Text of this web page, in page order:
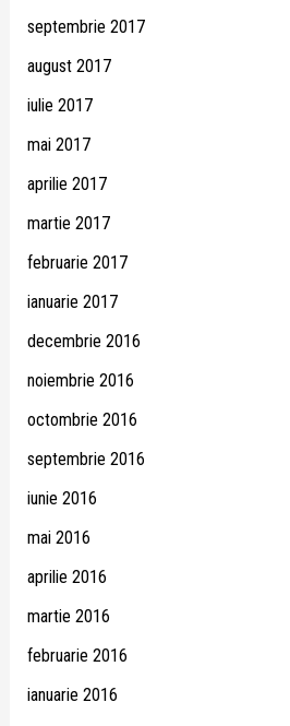
septembrie 2017
august 2017
iulie 2017
mai 2017
aprilie 2017
martie 2017
februarie 2017
ianuarie 2017
decembrie 2016
noiembrie 2016
octombrie 2016
septembrie 2016
iunie 2016
mai 2016
aprilie 2016
martie 2016
februarie 2016
ianuarie 2016